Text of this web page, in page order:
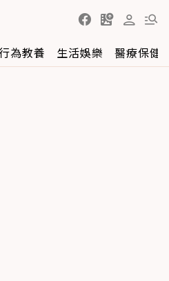
為教養 生活娛樂 醫療保健